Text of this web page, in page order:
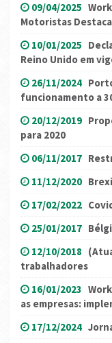
09/04/2025
Motoristas
10/01/2025
Reino Unido em
26/11/2024
funcionamento a
20/12/2019
para 2020
06/11/2017
11/12/2020
17/02/2022
25/01/2017
12/10/2018
trabalhadores
16/01/2023
as empresas:
17/12/2024